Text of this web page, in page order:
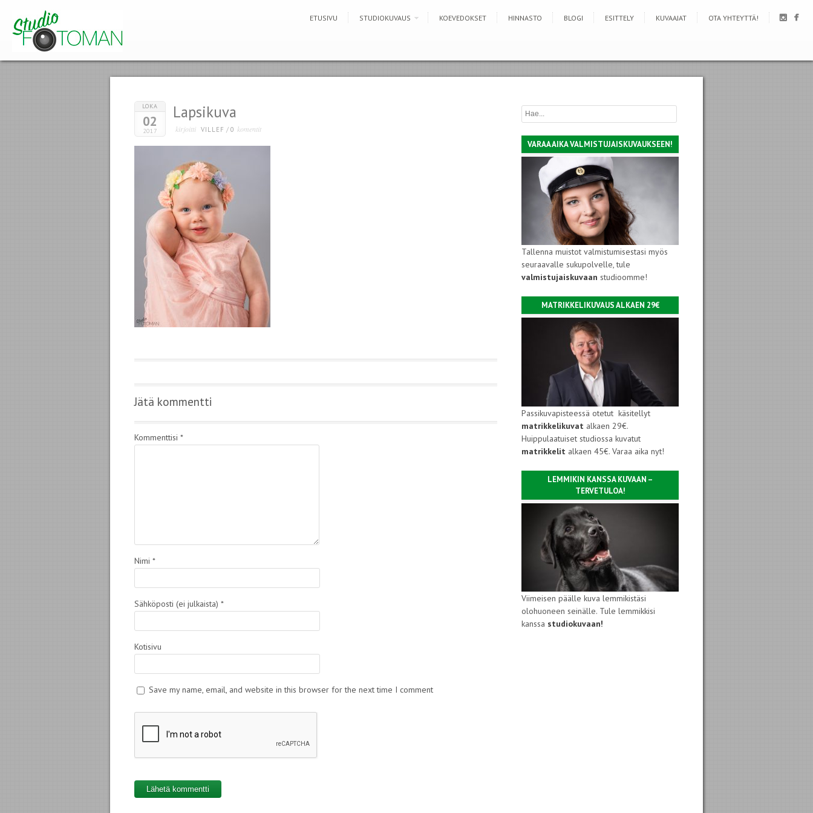
ETUSIVU STUDIOKUVAUS KOEVEDOKSET HINNASTO BLOGI ESITTELY KUVAAJAT OTA YHTEYTTÄ!
LOKA
02
2017
Lapsikuva
kirjoitti VILLEF / 0 komentit
Jätä kommentti
Kommenttisi *
Nimi *
Sähköposti (ei julkaista) *
Kotisivu
Save my name, email, and website in this browser for the next time I comment
VARAA AIKA VALMISTUJAISKUVAUKSEEN!
Tallenna muistot valmistumisestasi myös
seuraavalle sukupolvelle, tule
valmistujaiskuvaan studioomme!
MATRIKKELIKUVAUS ALKAEN 29€
Passikuvapisteessä otetut käsitellyt
matrikkelikuvat alkaen 29€.
Huippulaatuiset studiossa kuvatut
matrikkelit alkaen 45€. Varaa aika nyt!
LEMMIKIN KANSSA KUVAAN –
TERVETULOA!
Viimeisen päälle kuva lemmikistäsi
olohuoneen seinälle. Tule lemmikkisi
kanssa studiokuvaan!